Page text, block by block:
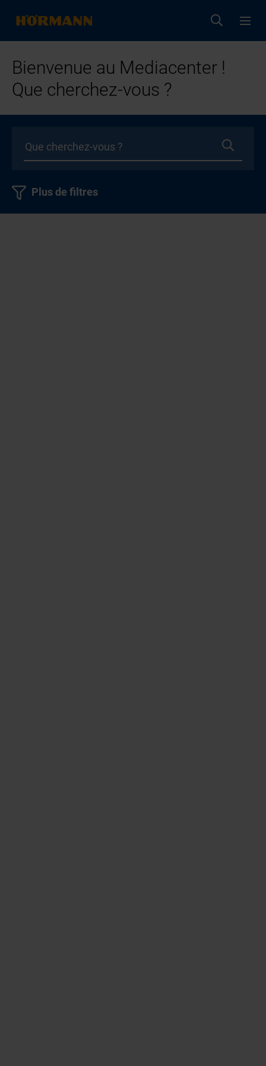
Bienvenue au Mediacenter !
Que cherchez-vous ?
Plus de filtres